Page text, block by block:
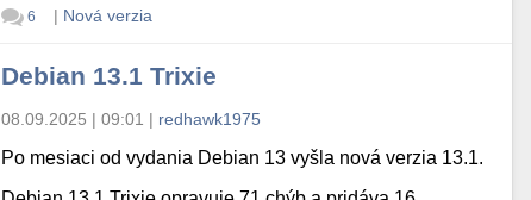
6 | Nová verzia
Debian 13.1 Trixie
08.09.2025 | 09:01 | redhawk1975
Po mesiaci od vydania Debian 13 vyšla nová verzia 13.1.